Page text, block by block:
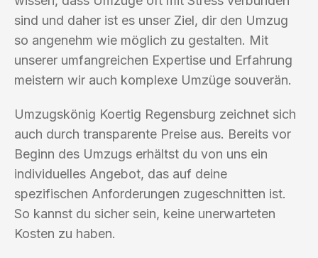
sind und daher ist es unser Ziel, dir den Umzug
so angenehm wie möglich zu gestalten. Mit
unserer umfangreichen Expertise und Erfahrung
meistern wir auch komplexe Umzüge souverän.
Umzugskönig Koertig Regensburg zeichnet sich
auch durch transparente Preise aus. Bereits vor
Beginn des Umzugs erhältst du von uns ein
individuelles Angebot, das auf deine
spezifischen Anforderungen zugeschnitten ist.
So kannst du sicher sein, keine unerwarteten
Kosten zu haben.